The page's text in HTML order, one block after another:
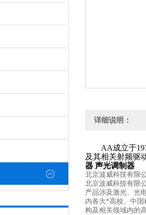
详细说明：
AA 成立于
及其相关射频驱
器 声光调制器
北京波威科技有限
北京波威科技有限
产品涉及激光、光
内各大*高校、中
构及相关领域内的